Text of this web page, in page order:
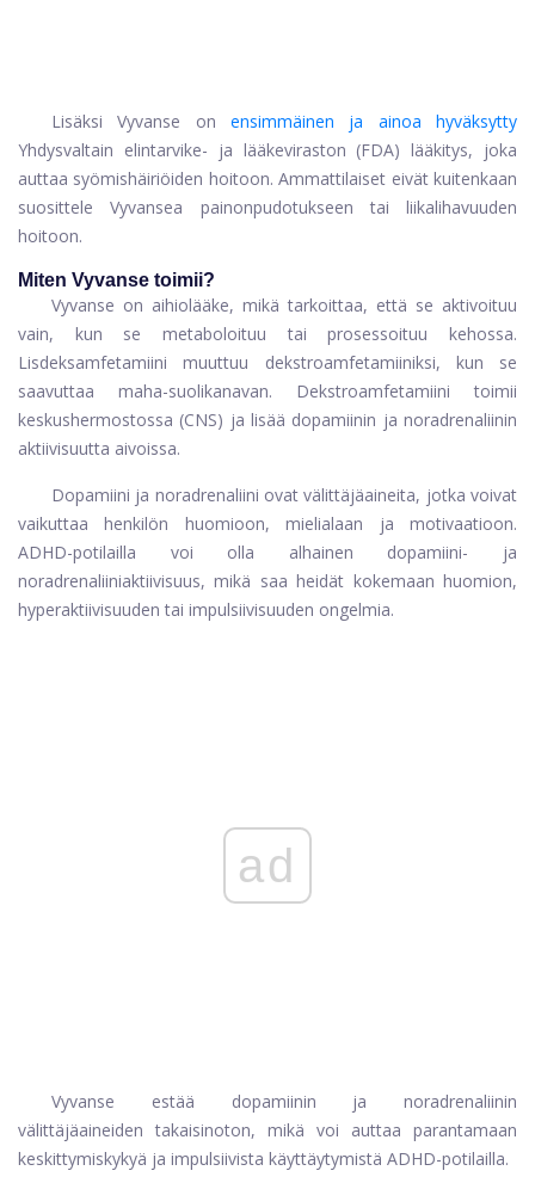
Lisäksi Vyvanse on
ensimmäinen ja ainoa hyväksytty
Yhdysvaltain elintarvike- ja lääkeviraston (FDA) lääkitys, joka
auttaa syömishäiriöiden hoitoon. Ammattilaiset eivät kuitenkaan
suosittele Vyvansea painonpudotukseen tai liikalihavuuden
hoitoon.
Miten Vyvanse toimii?
Vyvanse on aihiolääke, mikä tarkoittaa, että se aktivoituu
vain, kun se metaboloituu tai prosessoituu kehossa.
Lisdeksamfetamiini muuttuu dekstroamfetamiiniksi, kun se
saavuttaa maha-suolikanavan. Dekstroamfetamiini toimii
keskushermostossa (CNS) ja lisää dopamiinin ja noradrenaliinin
aktiivisuutta aivoissa.
Dopamiini ja noradrenaliini ovat välittäjäaineita, jotka voivat
vaikuttaa henkilön huomioon, mielialaan ja motivaatioon.
ADHD-potilailla voi olla alhainen dopamiini- ja
noradrenaliiniaktiivisuus, mikä saa heidät kokemaan huomion,
hyperaktiivisuuden tai impulsiivisuuden ongelmia.
ad
Vyvanse estää dopamiinin ja noradrenaliinin
välittäjäaineiden takaisinoton, mikä voi auttaa parantamaan
keskittymiskykyä ja impulsiivista käyttäytymistä ADHD-potilailla.